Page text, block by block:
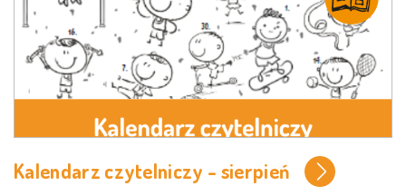
Kalendarz czytelniczy - sierpień